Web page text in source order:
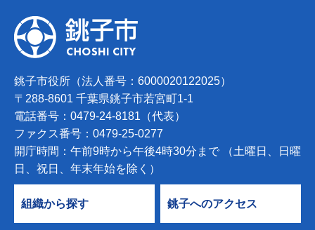
銚子市役所（法人番号：6000020122025）
〒288-8601 千葉県銚子市若宮町1-1
電話番号：0479-24-8181（代表）
ファクス番号：0479-25-0277
開庁時間：午前9時から午後4時30分まで （土曜日、日曜
日、祝日、年末年始を除く）
組織から探す 銚子へのアクセス